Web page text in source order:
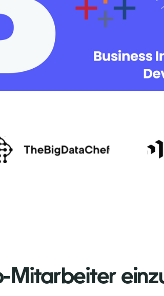
Mitarbeiter